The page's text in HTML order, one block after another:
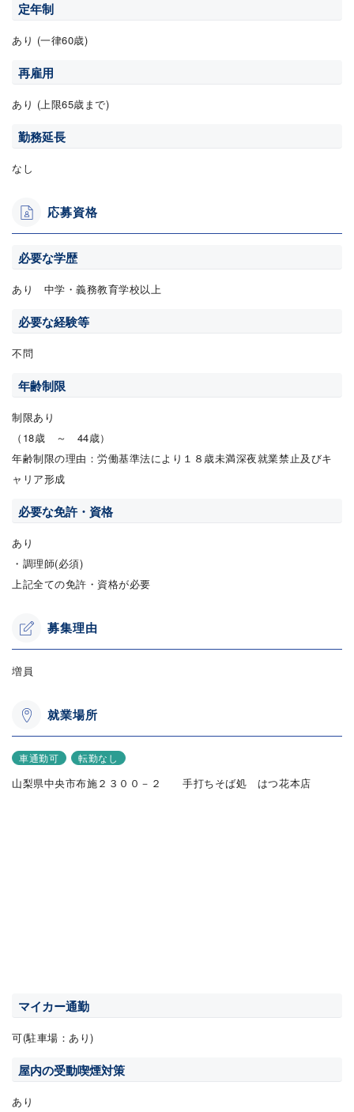
定年制
あり (一律60歳)
再雇用
あり (上限65歳まで)
勤務延長
なし
応募資格
必要な学歴
あり 中学・義務教育学校以上
必要な経験等
不問
年齢制限
制限あり
（18歳 ～ 44歳）
年齢制限の理由：労働基準法により１８歳未満深夜就業禁止及びキ
ャリア形成
必要な免許・資格
あり
・調理師(必須)
上記全ての免許・資格が必要
募集理由
増員
就業場所
車通勤可 転勤なし
山梨県中央市布施２３００－２ 手打ちそば処 はつ花本店
マイカー通勤
可(駐車場：あり)
屋内の受動喫煙対策
あり